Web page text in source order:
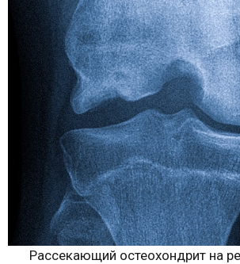
Рассекающий остеохондрит на